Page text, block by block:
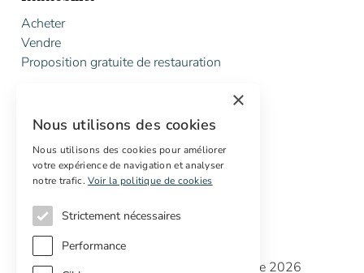
Acheter
Vendre
Proposition gratuite de restauration
Marketing digital
Acheteurs internationaux
Propriétés off-market
Copyright © Cottage Properties Real Estate 2026
×
Nous utilisons des cookies
Nous utilisons des cookies pour améliorer
votre expérience de navigation et analyser
notre trafic. Voir la politique de cookies
Strictement nécessaires
Performance